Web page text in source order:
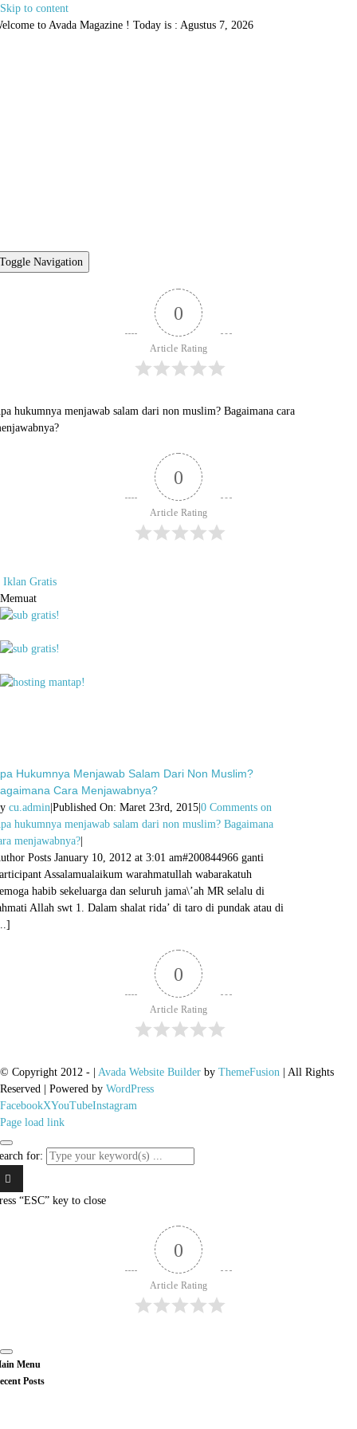
Skip to content
to Avada Magazine ! Today is : Agustus 7, 2026
Toggle Navigation
0
Article Rating
hukumnya menjawab salam dari non muslim? Bagaimana cara
0
Article Rating
Iklan Gratis
Memuat
Hukumnya Menjawab Salam Dari Non Muslim?
Cara Menjawabnya?
cu.admin |Published On: Maret 23rd, 2015 |0 Comments on
hukumnya menjawab salam dari non muslim? Bagaimana
menjawabnya?
Posts January 10, 2012 at 3:01 am#200844966 ganti
Assalamualaikum warahmatullah wabarakatuh
habib sekeluarga dan seluruh jama\’ah MR selalu di
Allah swt 1. Dalam shalat rida’ di taro di pundak atau di
0
Article Rating
© Copyright 2012 - Avada Website Builder by ThemeFusion | All Rights
Reserved | Powered by WordPress
FacebookXYouTubeInstagram
Page load link
for:
“ESC” key to close
0
Article Rating
Menu
Posts